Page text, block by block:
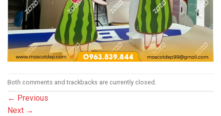
Both comments and trackbacks are currently closed.
← Previous
Next →